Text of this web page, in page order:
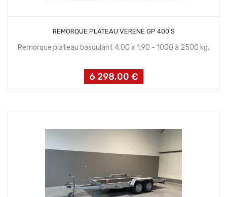
REMORQUE PLATEAU VERENE GP 400 S
Remorque plateau basculant 4.00 x 1.90 - 1000 à 2500 kg.
Prix
6 298,00 €